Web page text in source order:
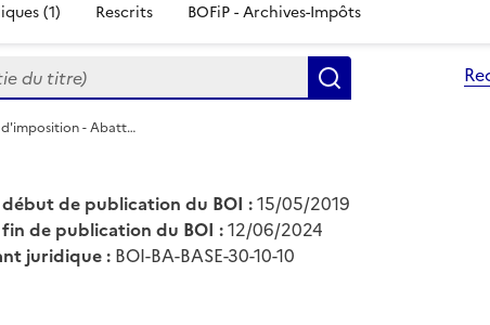
(1) Rescrits BOFiP - Archives-Impôts
titre)
d'imposition - Abatt…
de publication du BOI :15/05/2019
de publication du BOI :12/06/2024
juridique : BOI-BA-BASE-30-10-10